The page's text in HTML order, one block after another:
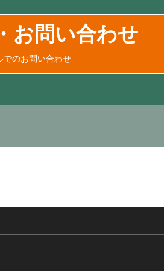
お問い合わせ
でのお問い合わせ